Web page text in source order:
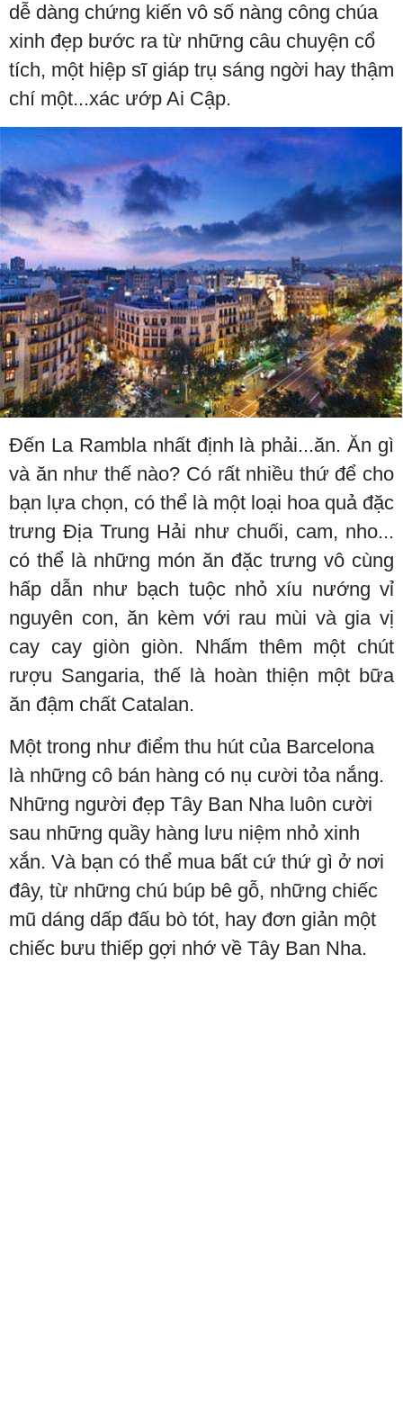
dễ dàng chứng kiến vô số nàng công chúa
xinh đẹp bước ra từ những câu chuyện cổ
tích, một hiệp sĩ giáp trụ sáng ngời hay thậm
chí một...xác ướp Ai Cập.
Đến La Rambla nhất định là phải...ăn. Ăn gì
và ăn như thế nào? Có rất nhiều thứ để cho
bạn lựa chọn, có thể là một loại hoa quả đặc
trưng Địa Trung Hải như chuối, cam, nho...
có thể là những món ăn đặc trưng vô cùng
hấp dẫn như bạch tuộc nhỏ xíu nướng vỉ
nguyên con, ăn kèm với rau mùi và gia vị
cay cay giòn giòn. Nhấm thêm một chút
rượu Sangaria, thế là hoàn thiện một bữa
ăn đậm chất Catalan.
Một trong như điểm thu hút của Barcelona
là những cô bán hàng có nụ cười tỏa nắng.
Những người đẹp Tây Ban Nha luôn cười
sau những quầy hàng lưu niệm nhỏ xinh
xắn. Và bạn có thể mua bất cứ thứ gì ở nơi
đây, từ những chú búp bê gỗ, những chiếc
mũ dáng dấp đấu bò tót, hay đơn giản một
chiếc bưu thiếp gợi nhớ về Tây Ban Nha.